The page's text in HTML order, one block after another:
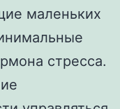
маленьких
стресса.